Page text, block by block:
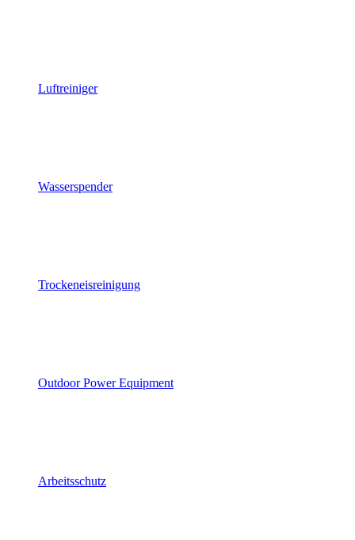
Luftreiniger
Wasserspender
Trockeneisreinigung
Outdoor Power Equipment
Arbeitsschutz